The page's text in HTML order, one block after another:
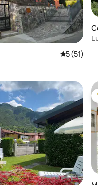
평점 5점(5
5 (51)